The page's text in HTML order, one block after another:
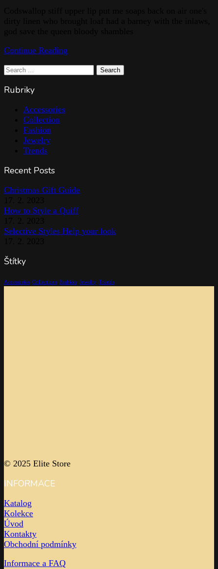
Continue Reading
Search
Rubriky
Accessories
Collection
Fashion
Jewelry
Trends
Recent Posts
Christmas Gift Guide
How to Style a Quiff
Selective Styles Help your look
Štítky
Accessories Collections Fashion Jewelry Trends
© 2025 Elite Store
INFORMACE
Katalog
Kolekce
Úvod
Kontakty
Obchodní podmínky
Informace a FAQ